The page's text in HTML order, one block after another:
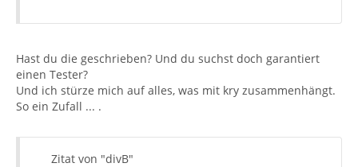
Hast du die geschrieben? Und du suchst doch garantiert
einen Tester?
Und ich stürze mich auf alles, was mit kry zusammenhängt.
So ein Zufall ... .
Zitat von "divB"